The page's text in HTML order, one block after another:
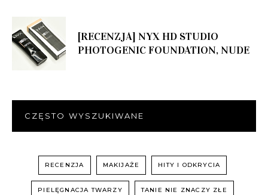
[RECENZJA] NYX HD STUDIO
PHOTOGENIC FOUNDATION, NUDE
CZĘSTO WYSZUKIWANE
RECENZJA MAKIJAŻE HITY I ODKRYCIA
PIELĘGNACJA TWARZY TANIE NIE ZNACZY ZŁE